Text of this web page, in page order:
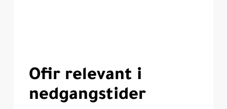
Ofir relevant i
nedgangstider